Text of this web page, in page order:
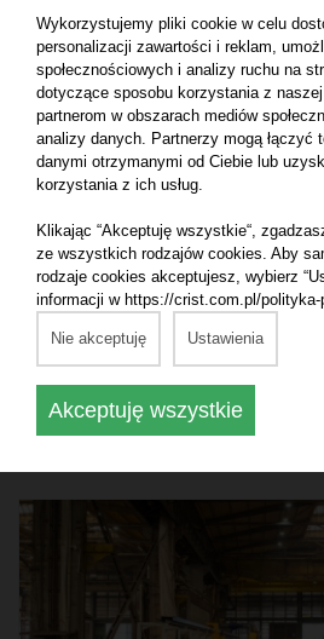
9.07.2026
W stoczni CRIST wystartowała
Czytaj dalej
Wykorzystujemy pliki cookie w celu
personalizacji zawartości i reklam,
społecznościowych i analizy ruchu na
dotyczące sposobu korzystania z
partnerom w obszarach mediów
analizy danych. Partnerzy mogą łączyć
danymi otrzymanymi od Ciebie lub
korzystania z ich usług.
Klikając “Akceptuję wszystkie“,
ze wszystkich rodzajów cookies. Aby
rodzaje cookies akceptujesz, wybierz
informacji w https://crist.com.pl/polityka-
Nie akceptuję Ustawienia
Akceptuję wszystkie